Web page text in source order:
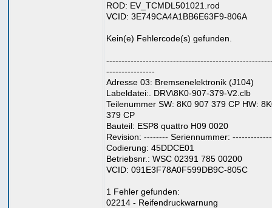
ROD: EV_TCMDL501021.rod
VCID: 3E749CA4A1BB6E63F9-806A
Kein(e) Fehlercode(s) gefunden.
----------------
Adresse 03: Bremsenelektronik (J104)
Labeldatei:. DRV\8K0-907-379-V2.clb
Teilenummer SW: 8K0 907 379 CP HW:
379 CP
Bauteil: ESP8 quattro H09 0020
Revision: -------- Seriennummer:
Codierung: 45DDCE01
Betriebsnr.: WSC 02391 785 00200
VCID: 091E3F78A0F599DB9C-805C
1 Fehler gefunden:
02214 - Reifendruckwarnung